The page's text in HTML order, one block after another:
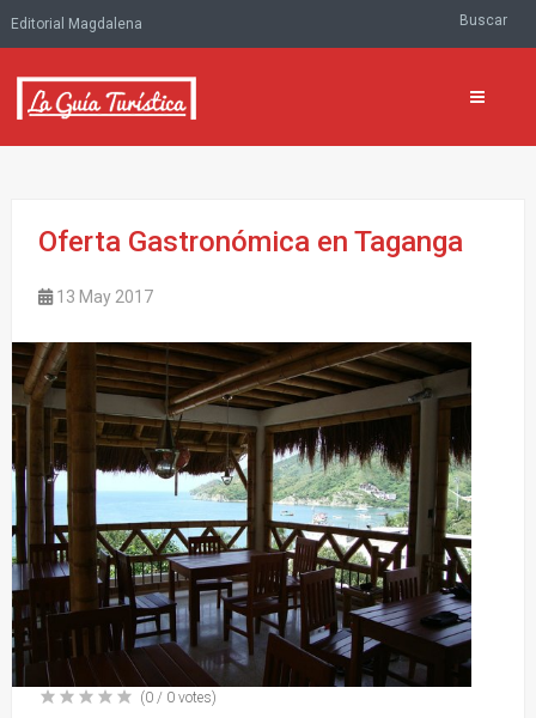
Editorial Magdalena Buscar
Oferta Gastronómica en Taganga
13 May 2017
(0 / 0 votes)